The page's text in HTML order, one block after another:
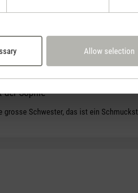
Allow selection
in mir stört der Kratzer natürlich.
die kleine Sophie trotzdem. :-)
der Sophie
Schwester, das ist ein